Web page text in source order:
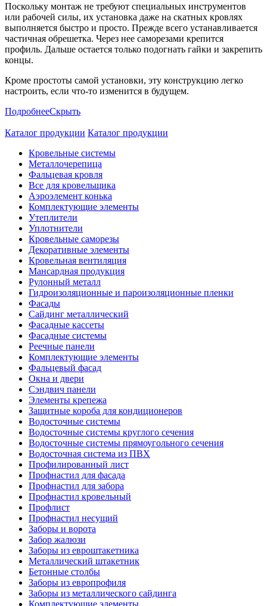
Поскольку монтаж не требуют специальных инструментов
или рабочей силы, их установка даже на скатных кровлях
выполняется быстро и просто. Прежде всего устанавливается
частичная обрешетка. Через нее саморезами крепится
профиль. Дальше остается только подогнать гайки и закрепить
концы.
Кроме простоты самой установки, эту конструкцию легко
настроить, если что-то изменится в будущем.
ПодробнееСкрыть
Каталог продукции Каталог продукции
Кровельные системы
Металлочерепица
Фальцевая кровля
Все для кровельщика
Аэроэлемент конька
Комплектующие элементы
Утеплители
Уплотнители
Кровельные саморезы
Декоративные элементы
Кровельная вентиляция
Мансардная продукция
Рулонный металл
Гидроизоляционные и пароизоляционные пленки
Фасады
Сайдинг металлический
Фасадные кассеты
Фасадные системы
Реечные панели
Комплектующие элементы
Фальцевый фасад
Окна и двери
Сэндвич панели
Элементы крепежа
Защитные короба для кондиционеров
Водосточные системы
Водосточные системы круглого сечения
Водосточные системы прямоугольного сечения
Водосточная система из ПВХ
Профилированный лист
Профнастил для фасада
Профнастил для забора
Профнастил кровельный
Профлист
Профнастил несущий
Заборы и ворота
Забор жалюзи
Заборы из евроштакетника
Металлический штакетник
Бетонные столбы
Заборы из европрофиля
Заборы из металлического сайдинга
Комплектующие элементы